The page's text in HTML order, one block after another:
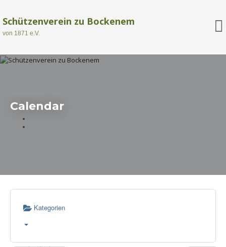
Schützenverein zu Bockenem
von 1871 e.V.
Calendar
Kategorien